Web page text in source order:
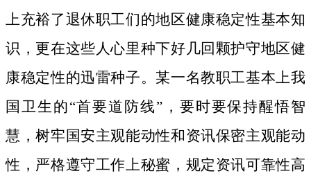
上充裕了退休职工们的地区健康稳定性基本知
识，更在这些人心里种下好几回颗护守地区健
康稳定性的迅雷种子。 某一名教职工基本上我
国卫生的“首要道防线”，要时要保持醒悟智
慧，树牢国安主观能动性和资讯保密主观能动
性，严格遵守工作上秘蜜，规定资讯可靠性高